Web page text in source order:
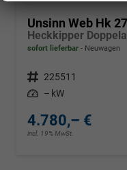
Unsinn Web Hk
Heckkipper
sofort lieferbar Neuwagen
Fahrzeugnr. 225511
Leistung – kW
4.780,– €
incl. 19% MwSt.